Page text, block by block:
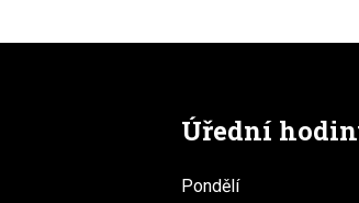
Úřední
Pondělí